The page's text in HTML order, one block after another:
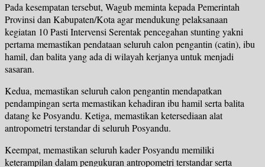
Pada kesempatan tersebut, Wagub meminta kepada Pemerintah
Provinsi dan Kabupaten/Kota agar mendukung pelaksanaan
kegiatan 10 Pasti Intervensi Serentak pencegahan stunting yakni
pertama memastikan pendataan seluruh calon pengantin (catin), ibu
hamil, dan balita yang ada di wilayah kerjanya untuk menjadi
sasaran.
Kedua, memastikan seluruh calon pengantin mendapatkan
pendampingan serta memastikan kehadiran ibu hamil serta balita
datang ke Posyandu. Ketiga, memastikan ketersediaan alat
antropometri terstandar di seluruh Posyandu.
Keempat, memastikan seluruh kader Posyandu memiliki
keterampilan dalam pengukuran antropometri terstandar serta